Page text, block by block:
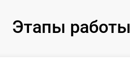
Этапы работы